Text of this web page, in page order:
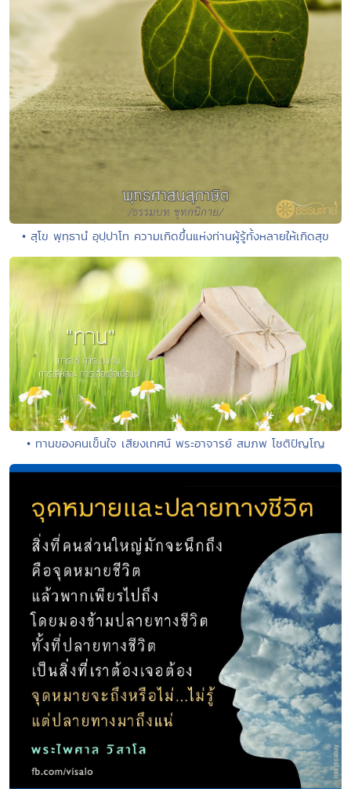
• สุโข พุทฺธานํ อุปฺปาโท ความเกิดขึ้นแห่งท่านผู้รู้ทั้งหลายให้เกิดสุข
• ทานของคนเข็นใจ เสียงเทศน์ พระอาจารย์ สมภพ โชติปัญโญ